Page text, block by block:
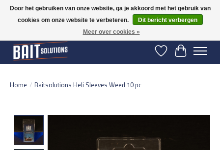
Gratis verzending vanaf 50 euro binnen NL | Op voorraad binnen 2-5 werkdagen
verzonden | België vanaf 70 euro gratis verzonden
Verlanglijst
Home / Baitsolutions Heli Sleeves Weed 10 pc
Door het gebruiken van onze website, ga je akkoord met het gebruik van
cookies om onze website te verbeteren.
Dit bericht verbergen
Meer over cookies »